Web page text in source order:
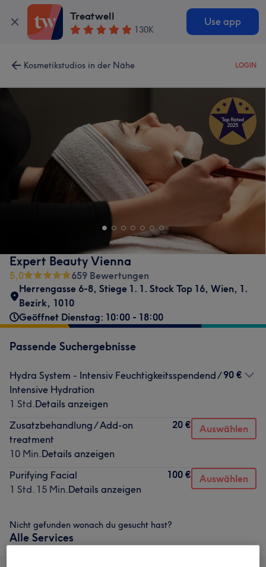
Treatwell
130K
Use app
Kosmetikstudios in der Nähe LOGIN
Expert Beauty Vienna
5,0
659 Bewertungen
Herrengasse 6-8, Stiege 1. 1. Stock Top 16, Wien, 1.
Bezirk, 1010
Geöffnet Dienstag: 10:00 - 18:00
Passende Suchergebnisse
Hydra System - Intensiv Feuchtigkeitsspendend /
Intensive Hydration
1 Std.Details anzeigen
90 €
Zusatzbehandlung / Add-on
treatment
10 Min.Details anzeigen
20 € Auswählen
Purifying Facial
1 Std. 15 Min.Details anzeigen
100 € Auswählen
Nicht gefunden wonach du gesucht hast?
Alle Services